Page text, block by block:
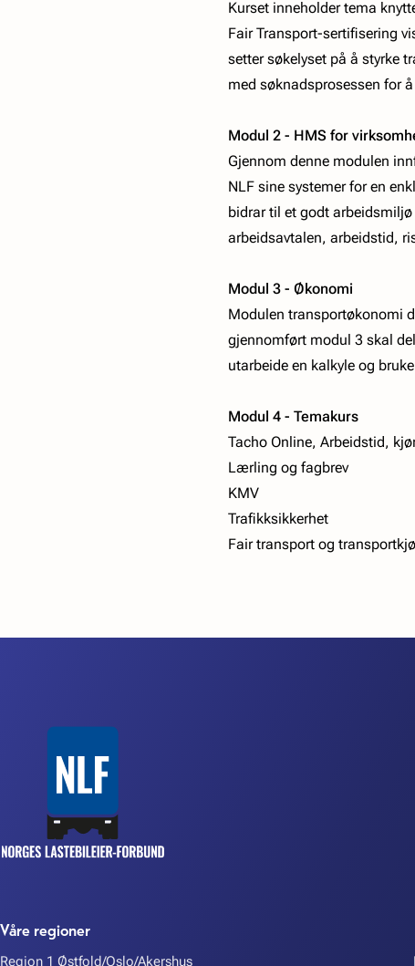
Kurset inneholder tema
Fair Transport-sertifisering
setter søkelyset på å styrke
med søknadsprosessen for
Modul 2 - HMS for
Gjennom denne modulen
NLF sine systemer for en
bidrar til et godt
arbeidsavtalen, arbeidstid,
Modul 3 - Økonomi
Modulen transportøkonomi
gjennomført modul 3 skal
utarbeide en kalkyle og
Modul 4 - Temakurs
Tacho Online, Arbeidstid,
Lærling og fagbrev
KMV
Trafikksikkerhet
Fair transport og
Våre regioner
Region 1 Østfold/Oslo/Akershus